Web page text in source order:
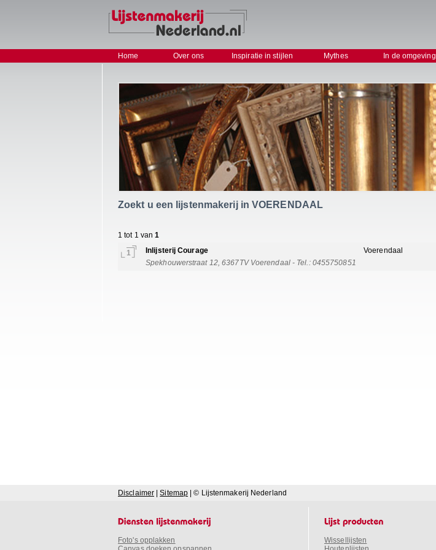
Home Over ons Inspiratie in stijlen Mythes In de omgeving
Zoekt u een lijstenmakerij in VOERENDAAL
1 tot 1 van1
1 Inlijsterij Courage Voerendaal
Spekhouwerstraat 12, 6367TV Voerendaal - Tel.: 0455750851
Disclaimer |Sitemap | © Lijstenmakerij Nederland
Foto's opplakken
Wissellijsten